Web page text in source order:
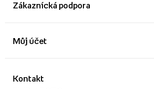
Zákaznícká podpora
Kontakt
Můj účet